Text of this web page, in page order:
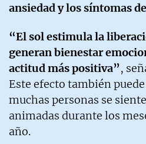
ansiedad y los síntomas
“El sol estimula la
generan bienestar
actitud más positiva”,
Este efecto también
muchas personas se
animadas durante los
año.